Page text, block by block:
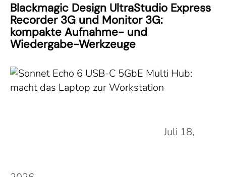
Blackmagic Design UltraStudio Express
Recorder 3G und Monitor 3G:
kompakte Aufnahme- und
Wiedergabe-Werkzeuge
Juli 18,